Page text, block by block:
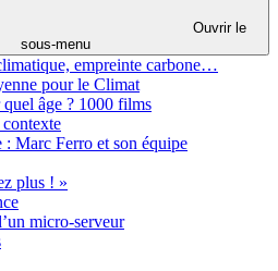
Ouvrir le
sous-menu
empreinte carbone…
pour le Climat
âge ? 1000 films
Marc Ferro et son équipe
plus ! »
micro-serveur